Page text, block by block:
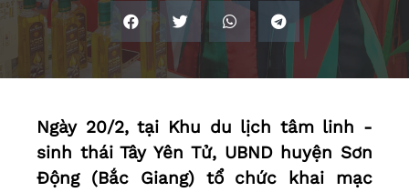
Ngày 20/2, tại Khu du lịch tâm linh -
sinh thái Tây Yên Tử, UBND huyện Sơn
Động (Bắc Giang) tổ chức khai mạc